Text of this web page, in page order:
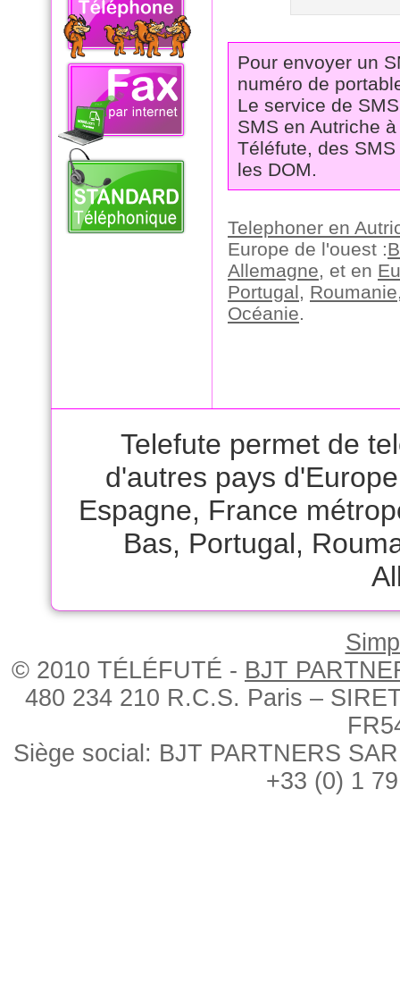
Pour envoyer un
numéro de
Le service de
SMS en Autriche
Téléfute, des
les DOM.
Telephoner en
Europe de l'ouest :
Allemagne, et en
Portugal, Roumanie
Océanie.
Telefute permet de
d'autres pays
Espagne, France
Bas, Portugal,
© 2010 TÉLÉFUTÉ - BJT
480 234 210 R.C.S. Paris –
Siège social: BJT PARTNERS
+33 (0) 1